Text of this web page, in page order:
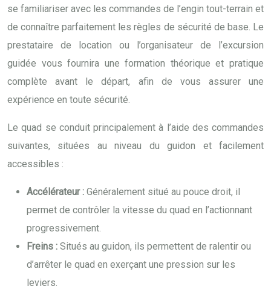
se familiariser avec les commandes de l’engin tout-terrain et
de connaître parfaitement les règles de sécurité de base. Le
prestataire de location ou l’organisateur de l’excursion
guidée vous fournira une formation théorique et pratique
complète avant le départ, afin de vous assurer une
expérience en toute sécurité.
Le quad se conduit principalement à l’aide des commandes
suivantes, situées au niveau du guidon et facilement
accessibles :
Accélérateur : Généralement situé au pouce droit, il
permet de contrôler la vitesse du quad en l’actionnant
progressivement.
Freins : Situés au guidon, ils permettent de ralentir ou
d’arrêter le quad en exerçant une pression sur les
leviers.